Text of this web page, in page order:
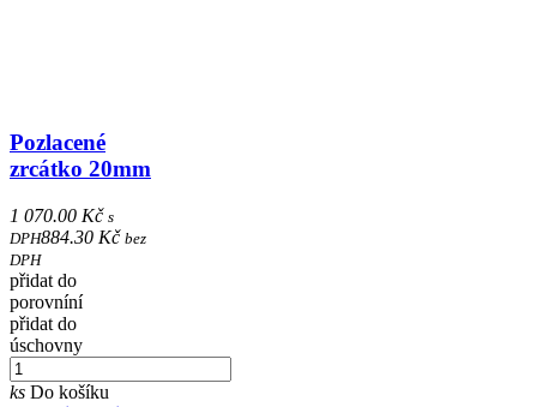
Pozlacené
zrcátko 20mm
1 070.00 Kč s
DPH884.30 Kč bez
DPH
přidat do
porovníní
přidat do
úschovny
ks Do košíku